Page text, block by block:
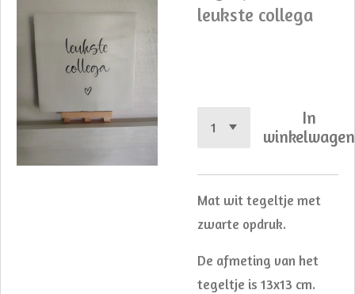
leukste collega
In
winkelwagen
Mat wit tegeltje met
zwarte opdruk.
De afmeting van het
tegeltje is 13x13 cm.